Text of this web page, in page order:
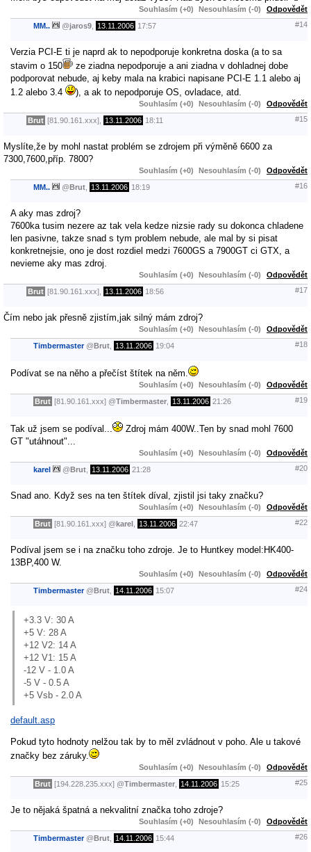
Souhlasím (+0) Nesouhlasím (-0) Odpovědět
MM.. @jaros9 13.11.2006 17:57 #14
Verzia PCI-E ti je naprd ak to nepodporuje konkretna doska (a to sa
stavim o 150
ze ziadna nepodporuje a ani ziadna v dohladnej dobe
podporovat nebude, aj keby mala na krabici napisane PCI-E 1.1 alebo aj
1.2 alebo 3.4
), a ak to nepodporuje OS, ovladace, atd.
Souhlasím (+0) Nesouhlasím (-0) Odpovědět
Brut [81.90.161.xxx], 13.11.2006 18:11 #15
Myslíte,že by mohl nastat problém se zdrojem při výměně 6600 za
7300,7600,příp. 7800?
Souhlasím (+0) Nesouhlasím (-0) Odpovědět
MM.. @Brut 13.11.2006 18:19 #16
A aky mas zdroj?
7600ka tusim nezere az tak vela kedze nizsie rady su dokonca chladene
len pasivne, takze snad s tym problem nebude, ale mal by si pisat
konkretnejsie, ono je dost rozdiel medzi 7600GS a 7900GT ci GTX, a
nevieme aky mas zdroj.
Souhlasím (+0) Nesouhlasím (-0) Odpovědět
Brut [81.90.161.xxx], 13.11.2006 18:56 #17
Čím nebo jak přesně zjistím,jak silný mám zdroj?
Souhlasím (+0) Nesouhlasím (-0) Odpovědět
Timbermaster @Brut 13.11.2006 19:04 #18
Podívat se na něho a přečíst štítek na něm.
Souhlasím (+0) Nesouhlasím (-0) Odpovědět
Brut [81.90.161.xxx] @Timbermaster 13.11.2006 21:26 #19
Tak už jsem se podíval...
Zdroj mám 400W..Ten by snad mohl 7600
GT "utáhnout"...
Souhlasím (+0) Nesouhlasím (-0) Odpovědět
karel @Brut 13.11.2006 21:28 #20
Snad ano. Když ses na ten štítek díval, zjistil jsi taky značku?
Souhlasím (+0) Nesouhlasím (-0) Odpovědět
Brut [81.90.161.xxx] @karel 13.11.2006 22:47 #22
Podíval jsem se i na značku toho zdroje. Je to Huntkey model:HK400-
13BP,400 W.
Souhlasím (+0) Nesouhlasím (-0) Odpovědět
Timbermaster @Brut 14.11.2006 15:07 #24
+3.3 V: 30 A
+5 V: 28 A
+12 V2: 14 A
+12 V1: 15 A
-12 V - 1.0 A
-5 V - 0.5 A
+5 Vsb - 2.0 A
default.asp
Pokud tyto hodnoty nelžou tak by to měl zvládnout v poho. Ale u takové
značky bez záruky.
Souhlasím (+0) Nesouhlasím (-0) Odpovědět
Brut [194.228.235.xxx] @Timbermaster 14.11.2006 15:25 #25
Je to nějaká špatná a nekvalitní značka toho zdroje?
Souhlasím (+0) Nesouhlasím (-0) Odpovědět
Timbermaster @Brut 14.11.2006 15:44 #26